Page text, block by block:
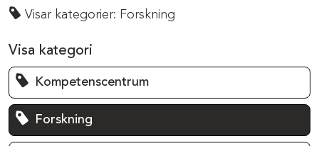
Visar kategorier: Forskning
Visa kategori
Kompetenscentrum
Forskning